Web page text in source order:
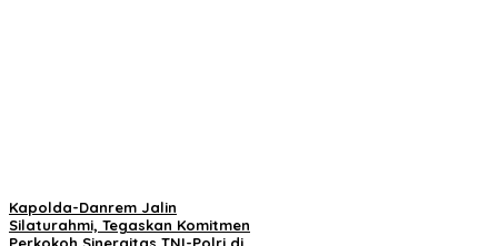
Kapolda-Danrem Jalin
Silaturahmi, Tegaskan Komitmen
Perkokoh Sinergitas TNI-Polri di